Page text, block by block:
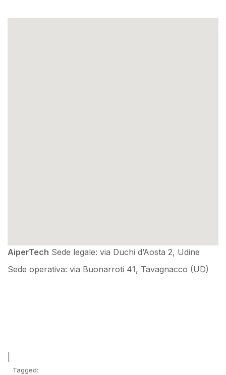
AiperTech Sede legale: via Duchi d’Aosta 2, Udine
Sede operativa: via Buonarroti 41, Tavagnacco (UD)
Tagged: